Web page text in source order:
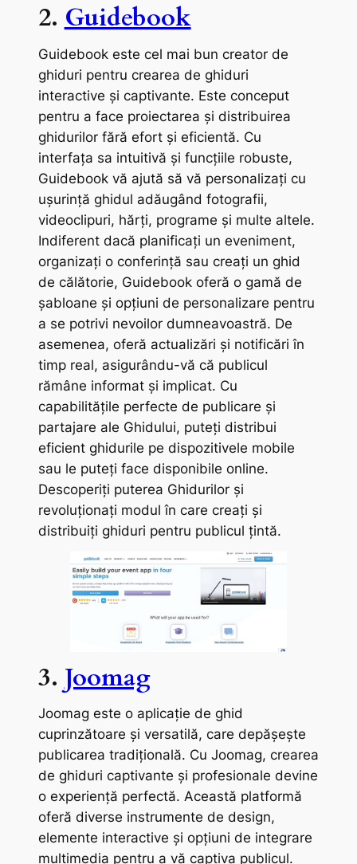
2. Guidebook
Guidebook este cel mai bun creator de
ghiduri pentru crearea de ghiduri
interactive și captivante. Este conceput
pentru a face proiectarea și distribuirea
ghidurilor fără efort și eficientă. Cu
interfața sa intuitivă și funcțiile robuste,
Guidebook vă ajută să vă personalizați cu
ușurință ghidul adăugând fotografii,
videoclipuri, hărți, programe și multe altele.
Indiferent dacă planificați un eveniment,
organizați o conferință sau creați un ghid
de călătorie, Guidebook oferă o gamă de
șabloane și opțiuni de personalizare pentru
a se potrivi nevoilor dumneavoastră. De
asemenea, oferă actualizări și notificări în
timp real, asigurându-vă că publicul
rămâne informat și implicat. Cu
capabilitățile perfecte de publicare și
partajare ale Ghidului, puteți distribui
eficient ghidurile pe dispozitivele mobile
sau le puteți face disponibile online.
Descoperiți puterea Ghidurilor și
revoluționați modul în care creați și
distribuiți ghiduri pentru publicul țintă.
3. Joomag
Joomag este o aplicație de ghid
cuprinzătoare și versatilă, care depășește
publicarea tradițională. Cu Joomag, crearea
de ghiduri captivante și profesionale devine
o experiență perfectă. Această platformă
oferă diverse instrumente de design,
elemente interactive și opțiuni de integrare
multimedia pentru a vă captiva publicul.